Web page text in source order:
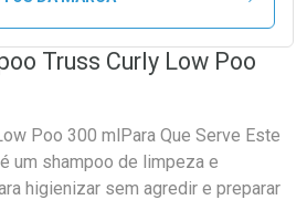
Truss Curly Low Poo
Poo 300 mlPara Que Serve Este
um shampoo de limpeza e
higienizar sem agredir e preparar